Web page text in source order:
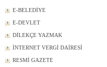
E-BELEDİYE
E-DEVLET
DİLEKÇE YAZMAK
İNTERNET VERGİ DAİRESİ
RESMİ GAZETE